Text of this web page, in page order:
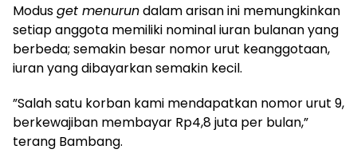
​Modusget menurundalam arisan ini memungkinkan
setiap anggota memiliki nominal iuran bulanan yang
berbeda; semakin besar nomor urut keanggotaan,
iuran yang dibayarkan semakin kecil.
​”Salah satu korban kami mendapatkan nomor urut 9,
berkewajiban membayar Rp4,8 juta per bulan,”
terang Bambang.